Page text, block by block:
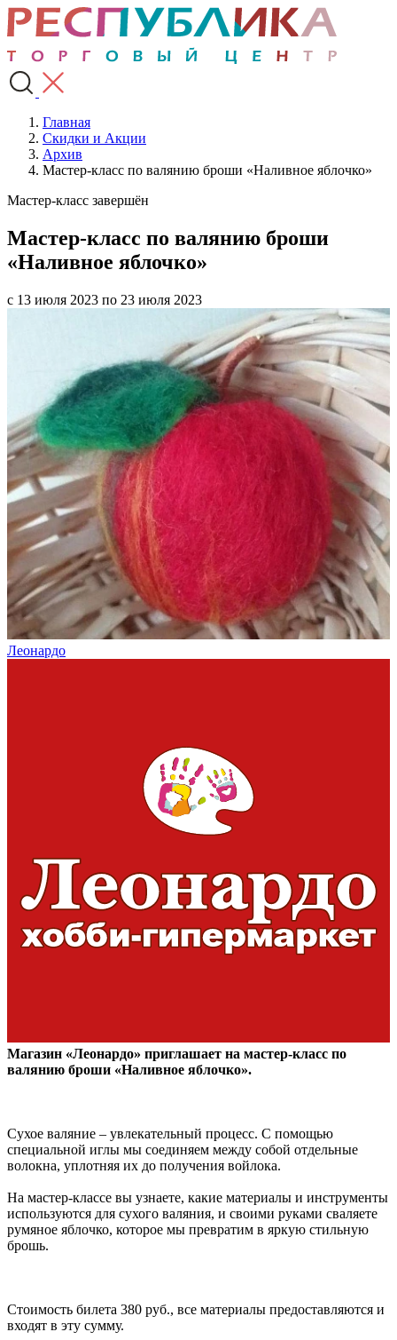
Главная
Скидки и Акции
Архив
Мастер-класс по валянию броши «Наливное яблочко»
Мастер-класс завершён
Мастер-класс по валянию броши
«Наливное яблочко»
с 13 июля 2023 по 23 июля 2023
Леонардо
Магазин «Леонардо» приглашает на мастер-класс по
валянию броши «Наливное яблочко».
Сухое валяние – увлекательный процесс. С помощью
специальной иглы мы соединяем между собой отдельные
волокна, уплотняя их до получения войлока.
На мастер-классе вы узнаете, какие материалы и инструменты
используются для сухого валяния, и своими руками сваляете
румяное яблочко, которое мы превратим в яркую стильную
брошь.
Стоимость билета 380 руб., все материалы предоставляются и
входят в эту сумму.